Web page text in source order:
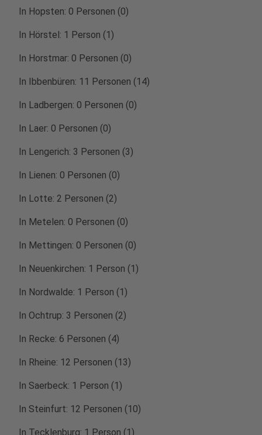
In Hopsten: 0 Personen (0)
In Hörstel: 1 Person (1)
In Horstmar: 0 Personen (0)
In Ibbenbüren: 11 Personen (14)
In Ladbergen: 0 Personen (0)
In Laer: 0 Personen (0)
In Lengerich: 3 Personen (3)
In Lienen: 0 Personen (0)
In Lotte: 2 Personen (2)
In Metelen: 0 Personen (0)
In Mettingen: 0 Personen (0)
In Neuenkirchen: 1 Person (1)
In Nordwalde: 1 Person (1)
In Ochtrup: 3 Personen (2)
In Recke: 6 Personen (4)
In Rheine: 12 Personen (13)
In Saerbeck: 1 Person (1)
In Steinfurt: 12 Personen (10)
In Tecklenburg: 1 Person (1)